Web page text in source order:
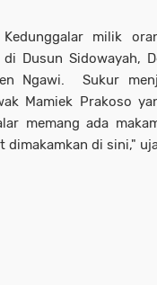
milik
Dusun Sidowayah,
Ngawi. Sukur
Mamiek Prakoso
memang ada
dimakamkan di sini,"